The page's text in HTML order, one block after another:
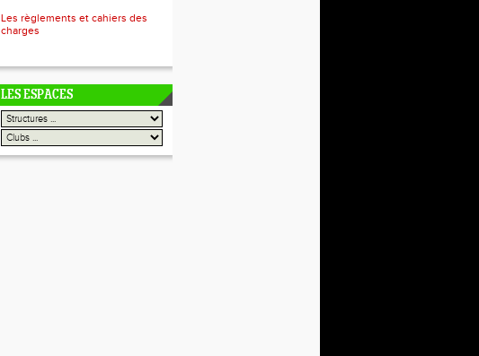
Les règlements et cahiers des
charges
LES ESPACES